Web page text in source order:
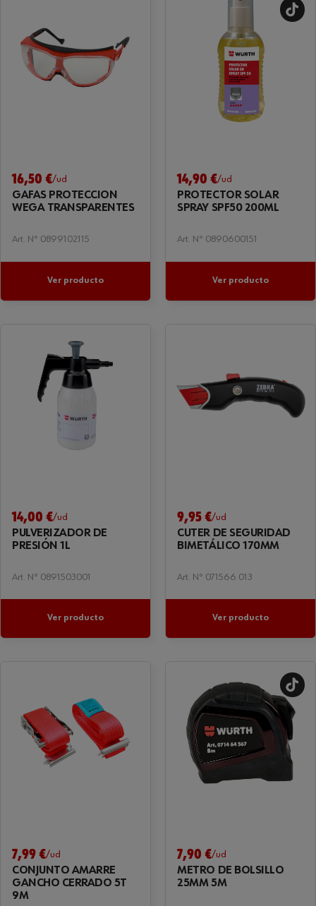
16,50 €/ud
GAFAS PROTECCIÓN
WEGA TRANSPARENTES
Art. Nº 0899102115
Ver producto
14,90 €/ud
PROTECTOR SOLAR
SPRAY SPF50 200ML
Art. Nº 0890600151
Ver producto
14,00 €/ud
PULVERIZADOR DE
PRESIÓN 1L
Art. Nº 0891503001
Ver producto
9,95 €/ud
CÚTER DE SEGURIDAD
BIMETÁLICO 170MM
Art. Nº 071566 013
Ver producto
7,99 €/ud
CONJUNTO AMARRE
GANCHO CERRADO 5T
9M
7,90 €/ud
METRO DE BOLSILLO
25MM 5M